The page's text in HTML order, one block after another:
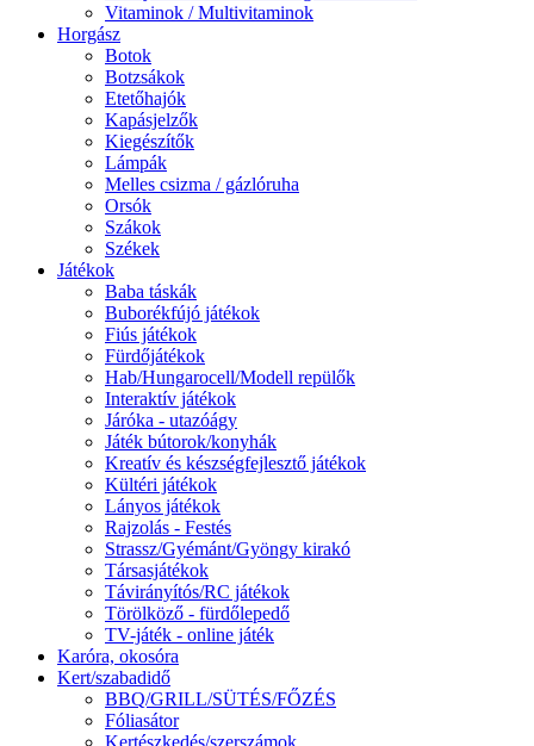
Vitaminok / Multivitaminok
Horgász
Botok
Botzsákok
Etetőhajók
Kapásjelzők
Kiegészítők
Lámpák
Melles csizma / gázlóruha
Orsók
Szákok
Székek
Játékok
Baba táskák
Buborékfújó játékok
Fiús játékok
Fürdőjátékok
Hab/Hungarocell/Modell repülők
Interaktív játékok
Járóka - utazóágy
Játék bútorok/konyhák
Kreatív és készségfejlesztő játékok
Kültéri játékok
Lányos játékok
Rajzolás - Festés
Strassz/Gyémánt/Gyöngy kirakó
Társasjátékok
Távirányítós/RC játékok
Törölköző - fürdőlepedő
TV-játék - online játék
Karóra, okosóra
Kert/szabadidő
BBQ/GRILL/SÜTÉS/FŐZÉS
Fóliasátor
Kertészkedés/szerszámok